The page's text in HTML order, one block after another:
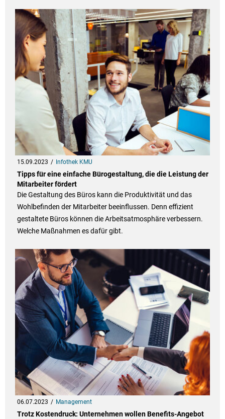
15.09.2023 Infothek KMU
Tipps für eine einfache Bürogestaltung, die die Leistung der
Mitarbeiter fördert
Die Gestaltung des Büros kann die Produktivität und das
Wohlbefinden der Mitarbeiter beeinflussen. Denn effizient
gestaltete Büros können die Arbeitsatmosphäre verbessern.
Welche Maßnahmen es dafür gibt.
06.07.2023 Management
Trotz Kostendruck: Unternehmen wollen Benefits-Angebot